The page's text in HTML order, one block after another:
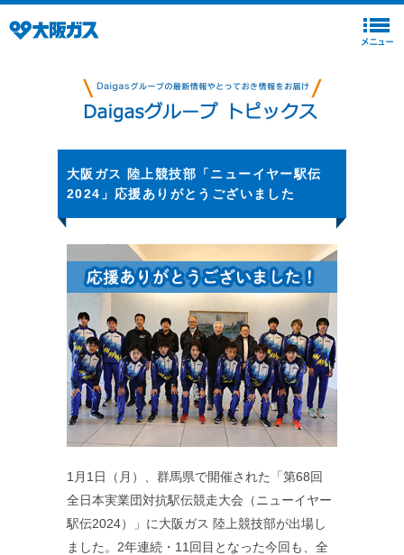
大阪ガス 陸上競技部「ニューイヤー駅伝
2024」応援ありがとうございました
1月1日（月）、群馬県で開催された「第68回
全日本実業団対抗駅伝競走大会（ニューイヤー
駅伝2024）」に大阪ガス 陸上競技部が出場し
ました。2年連続・11回目となった今回も、全